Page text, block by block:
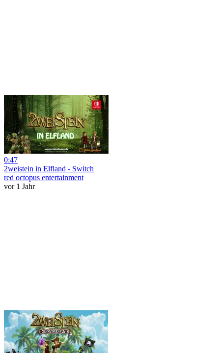
0:47
2weistein in Elfland - Switch
red octopus entertainment
vor 1 Jahr